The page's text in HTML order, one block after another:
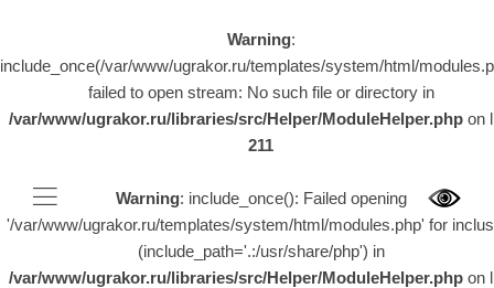
Warning:
include_once(/var/www/ugrakor.ru/templates/system/html/
failed to open stream: No such file or directory in
/var/www/ugrakor.ru/libraries/src/Helper/ModuleHelper.phpon
211
Warning: include_once(): Failed opening
'/var/www/ugrakor.ru/templates/system/html/modules.php' for
(include_path='.:/usr/share/php') in
/var/www/ugrakor.ru/libraries/src/Helper/ModuleHelper.phpon